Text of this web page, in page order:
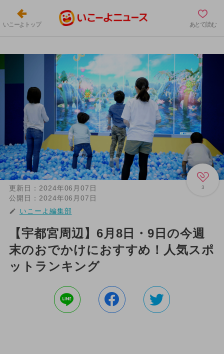
いこーよトップ あとで読む
3
更新日： 2024年06月07日
公開日： 2024年06月07日
いこーよ編集部
【宇都宮周辺】6月8日・9日の今週
末のおでかけにおすすめ！人気スポ
ットランキング